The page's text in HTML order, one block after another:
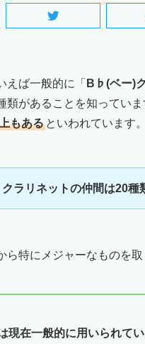
えば一般的に「 B♭(ベー)
類があることを知ってい
もある といわれています。
クラリネットの仲間は20
ら特にメジャーなものを
現在一般的に用いられて